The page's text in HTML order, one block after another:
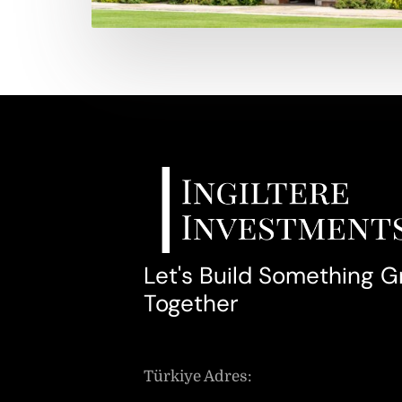
Let's Build Something
Together
Türkiye Adres: